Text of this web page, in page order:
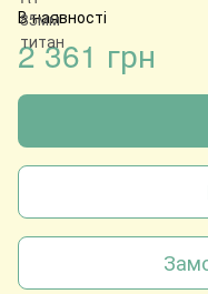
В наявності
2 361 грн